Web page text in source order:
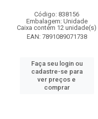
Código: 838156
Embalagem: Unidade
Caixa contém 12 unidade(s)
EAN: 7891089071738
Faça seu login ou
cadastre-se para
ver preços e
comprar